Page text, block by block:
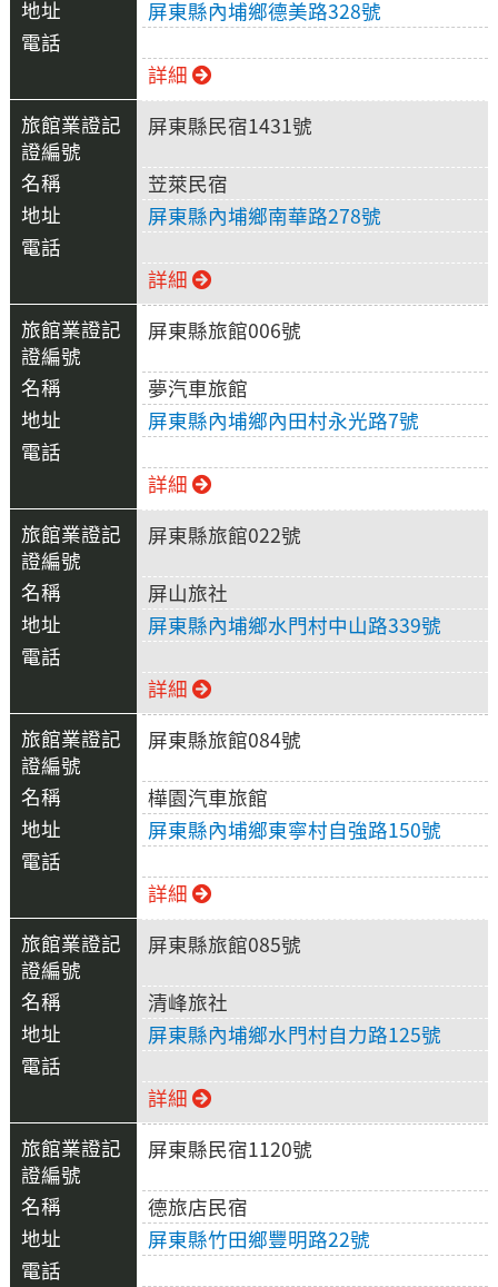
屏東縣內埔鄉德美路328號
詳細
屏東縣民宿1431號
苙萊民宿
屏東縣內埔鄉南華路278號
詳細
屏東縣旅館006號
夢汽車旅館
屏東縣內埔鄉內田村永光路7號
詳細
屏東縣旅館022號
屏山旅社
屏東縣內埔鄉水門村中山路339號
詳細
屏東縣旅館084號
樺園汽車旅館
屏東縣內埔鄉東寧村自強路150號
詳細
屏東縣旅館085號
清峰旅社
屏東縣內埔鄉水門村自力路125號
詳細
屏東縣民宿1120號
德旅店民宿
屏東縣竹田鄉豐明路22號